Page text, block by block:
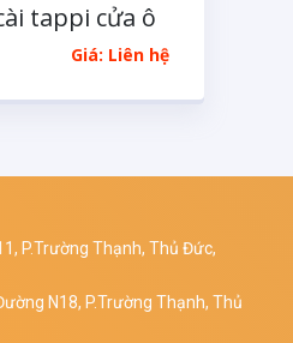
tappi cửa ô
dụngGiá: Liên hệ
P.Trường Thạnh, Thủ Đức,
N18, P.Trường Thạnh, Thủ